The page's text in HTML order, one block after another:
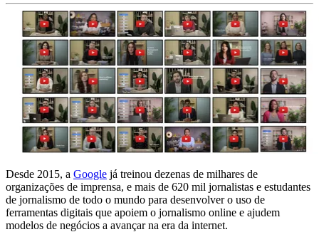
Desde 2015, a Google já treinou dezenas de milhares de
organizações de imprensa, e mais de 620 mil jornalistas e estudantes
de jornalismo de todo o mundo para desenvolver o uso de
ferramentas digitais que apoiem o jornalismo online e ajudem
modelos de negócios a avançar na era da internet.